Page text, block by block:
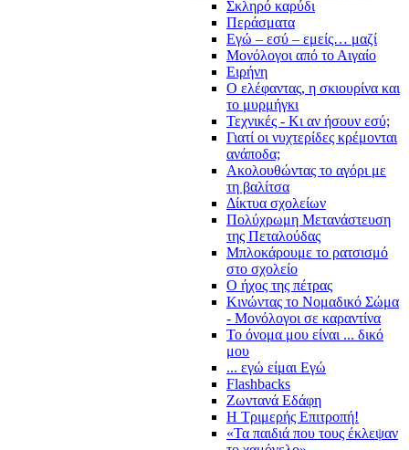
Σκληρό καρύδι
Περάσματα
Εγώ – εσύ – εμείς… μαζί
Μονόλογοι από το Αιγαίο
Ειρήνη
Ο ελέφαντας, η σκιουρίνα και
το μυρμήγκι
Τεχνικές - Κι αν ήσουν εσύ;
Γιατί οι νυχτερίδες κρέμονται
ανάποδα;
Ακολουθώντας το αγόρι με
τη βαλίτσα
Δίκτυα σχολείων
Πολύχρωμη Μετανάστευση
της Πεταλούδας
Μπλοκάρουμε το ρατσισμό
στο σχολείο
Ο ήχος της πέτρας
Κινώντας το Νομαδικό Σώμα
- Μονόλογοι σε καραντίνα
Το όνομα μου είναι ... δικό
μου
... εγώ είμαι Εγώ
Flashbacks
Ζωντανά Εδάφη
Η Τριμερής Επιτροπή!
«Τα παιδιά που τους έκλεψαν